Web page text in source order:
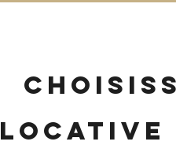
locative